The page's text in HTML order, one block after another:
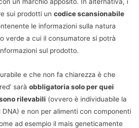
sui prodotti un codice scansionabile
le informazioni sulla natura
verde a cui il consumatore si potrà
sul prodotto.
e che non fa chiarezza è che
sarà obbligatoria solo per quei
rilevabili (ovvero è individuabile la
e non per alimenti con componenti
ad esempio il mais geneticamente